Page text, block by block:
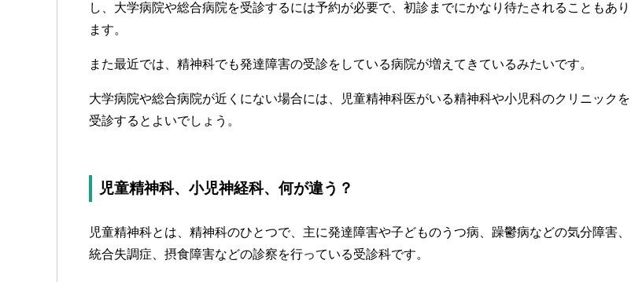
し、大学病院や総合病院を受診するには予約が必要で、初診までにかなり待たされることもあり
ます。
また最近では、精神科でも発達障害の受診をしている病院が増えてきているみたいです。
大学病院や総合病院が近くにない場合には、児童精神科医がいる精神科や小児科のクリニックを
受診するとよいでしょう。
児童精神科、小児神経科、何が違う？
児童精神科とは、精神科のひとつで、主に発達障害や子どものうつ病、躁鬱病などの気分障害、
統合失調症、摂食障害などの診察を行っている受診科です。